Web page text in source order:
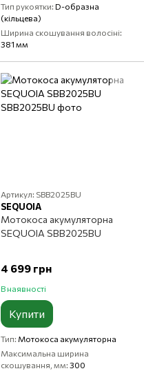
Тип рукоятки D-образна
(кільцева)
Ширина скошування волосіні
381 мм
Артикул: SBB2025BU
SEQUOIA
Мотокоса акумуляторна
SEQUOIA SBB2025BU
4 699 грн
В наявності
Купити
Тип Мотокоса акумуляторна
Максимальна ширина
скошування, мм 300